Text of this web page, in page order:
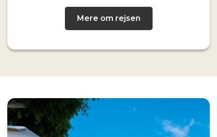
Mere om rejsen